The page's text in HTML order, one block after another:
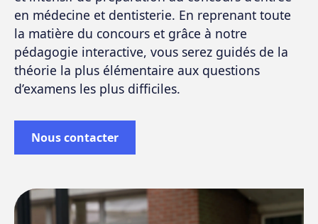
en médecine et dentisterie. En reprenant toute
la matière du concours et grâce à notre
pédagogie interactive, vous serez guidés de la
théorie la plus élémentaire aux questions
d’examens les plus difficiles.
Nous contacter